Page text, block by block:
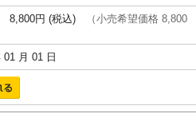
8,800円 (税込)
（小売希望価格 8,800
月 01 日